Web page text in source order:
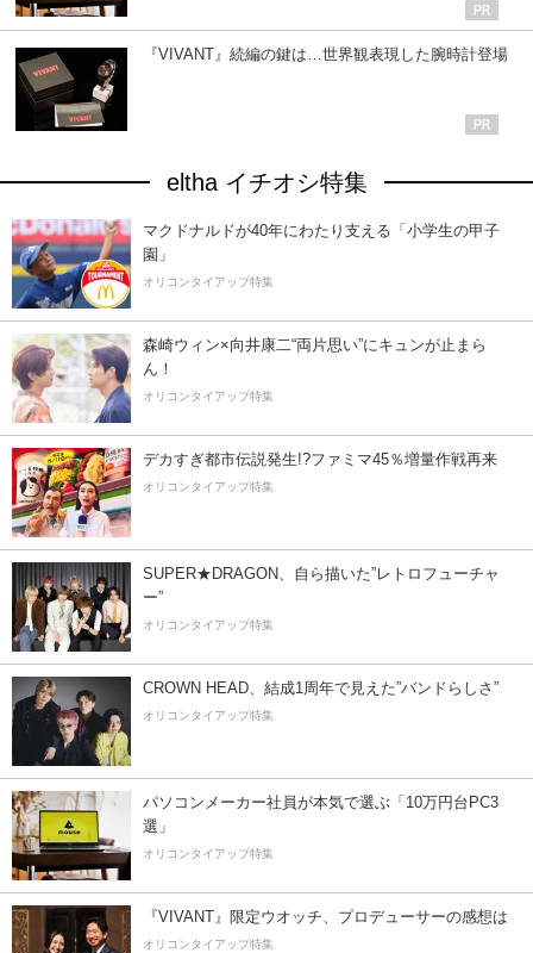
『VIVANT』続編の鍵は…世界観表現した腕時計登場
eltha イチオシ特集
マクドナルドが40年にわたり支える「小学生の甲子
園」
オリコンタイアップ特集
森崎ウィン×向井康二“両片思い”にキュンが止まら
ん！
オリコンタイアップ特集
デカすぎ都市伝説発生!?ファミマ45％増量作戦再来
オリコンタイアップ特集
SUPER★DRAGON、自ら描いた”レトロフューチャ
ー”
オリコンタイアップ特集
CROWN HEAD、結成1周年で見えた”バンドらしさ”
オリコンタイアップ特集
パソコンメーカー社員が本気で選ぶ「10万円台PC3
選」
オリコンタイアップ特集
『VIVANT』限定ウオッチ、プロデューサーの感想は
オリコンタイアップ特集